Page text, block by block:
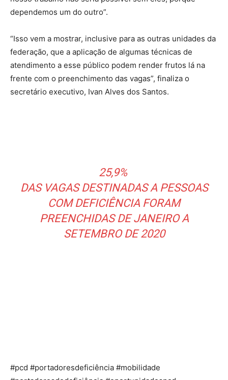
dependemos um do outro”.
“Isso vem a mostrar, inclusive para as outras unidades da
federação, que a aplicação de algumas técnicas de
atendimento a esse público podem render frutos lá na
frente com o preenchimento das vagas”, finaliza o
secretário executivo, Ivan Alves dos Santos.
25,9%
DAS VAGAS DESTINADAS A PESSOAS
COM DEFICIÊNCIA FORAM
PREENCHIDAS DE JANEIRO A
SETEMBRO DE 2020
#pcd #portadoresdeficiência #mobilidade